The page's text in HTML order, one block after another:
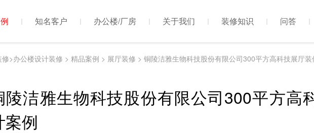
知名客户 办公楼/厂房 关于我们 装修知识 问答
>办公楼设计装修 >精品案例 > 展厅装修 > 铜陵洁雅生物科技股份有限公司300平方高科技展厅装
陵洁雅生物科技股份有限公司300平方高
案例